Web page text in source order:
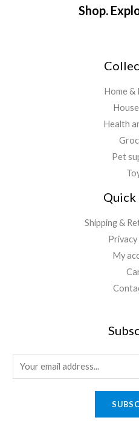
Shop.
Home &
Health
Pet
Quick
Shipping &
My
m